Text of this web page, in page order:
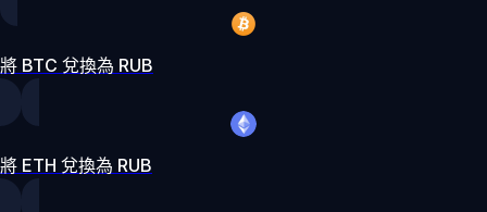
將 BTC 兌換為 RUB
將 ETH 兌換為 RUB